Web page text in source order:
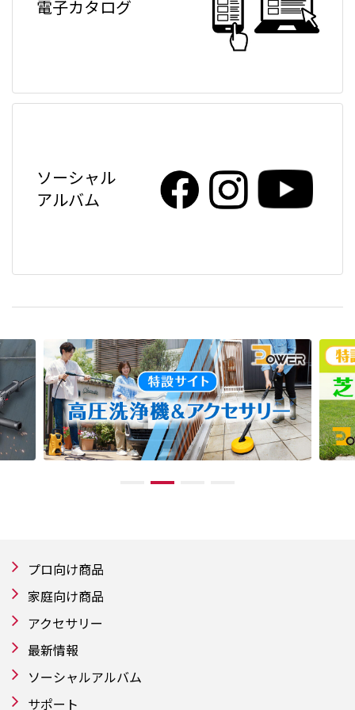
電子カタログ
ソーシャル
アルバム
プロ向け商品
家庭向け商品
アクセサリー
最新情報
ソーシャルアルバム
サポート